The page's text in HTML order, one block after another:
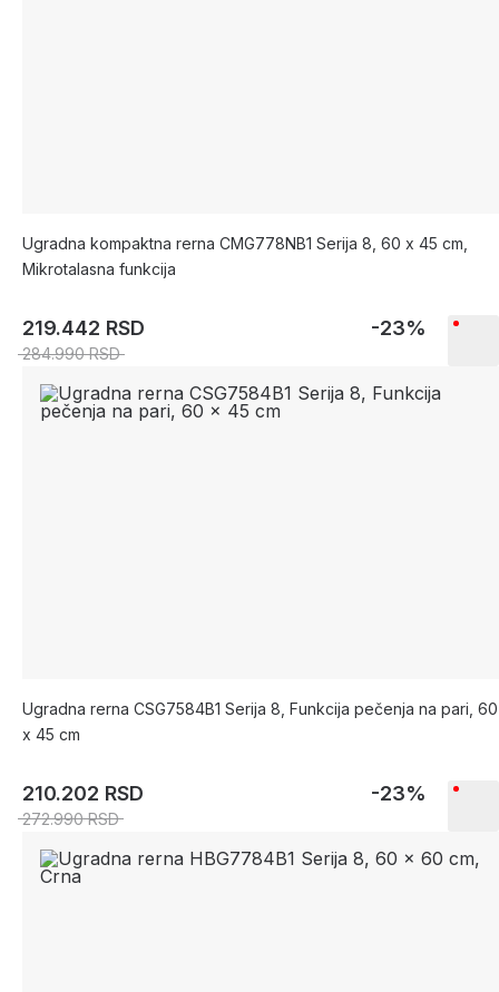
Ugradna kompaktna rerna CMG778NB1 Serija 8, 60 x 45 cm,
Mikrotalasna funkcija
219.442 RSD
284.990 RSD
-23%
Ugradna rerna CSG7584B1 Serija 8, Funkcija pečenja na pari, 60
x 45 cm
210.202 RSD
272.990 RSD
-23%